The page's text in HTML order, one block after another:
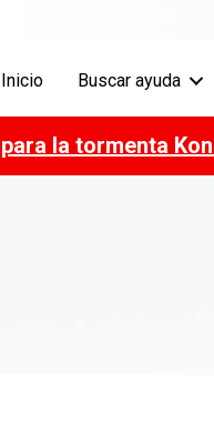
Inicio Buscar ayuda
la tormenta